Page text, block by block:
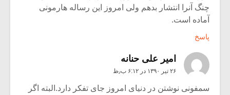
چنگ آنرا انتشار بدهم ولی امروز این رساله هارمونی
آماده است.
پاسخ
امیر علی حنانه
۲۶ تیر ۱۳۹۰ در ۶:۱۲ ب٫ظ
سمفونی نوشتن در دنیای امروز جای تفکر دارد.البته اگر